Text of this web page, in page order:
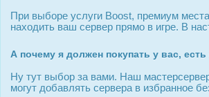
При выборе услуги Boost, премиум
находить ваш сервер прямо в игре. В
А почему я должен покупать у вас,
Ну тут выбор за вами. Наш
могут добавлять сервера в избранное